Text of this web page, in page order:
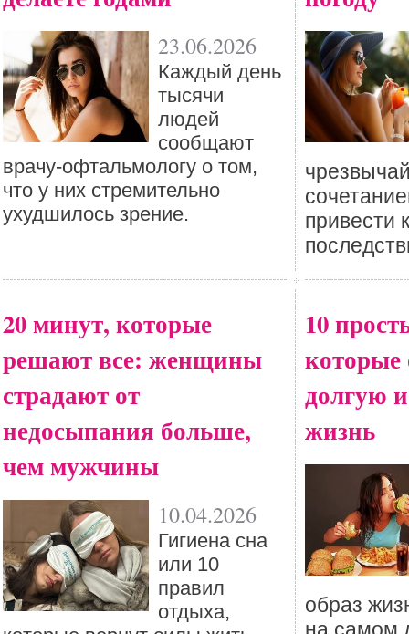
23.06.2026
Каждый день
тысячи
людей
сообщают
врачу-офтальмологу о том,
что у них стремительно
ухудшилось зрение.
привести
20 минут, которые
решают все: женщины
страдают от
недосыпания больше,
чем мужчины
10.04.2026
Гигиена сна
или 10
правил
отдыха,
10
которые
долгую
жизнь
образ